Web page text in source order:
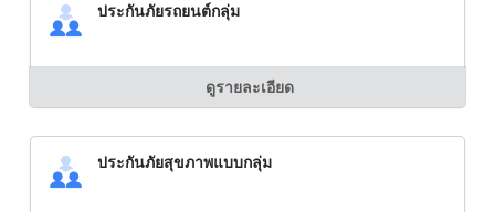
ประกันภัยรถยนต์กลุ่ม
ดูรายละเอียด
ประกันภัยสุขภาพแบบกลุ่ม